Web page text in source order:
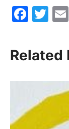
F
c
e
b
o
T
itt
er
Related